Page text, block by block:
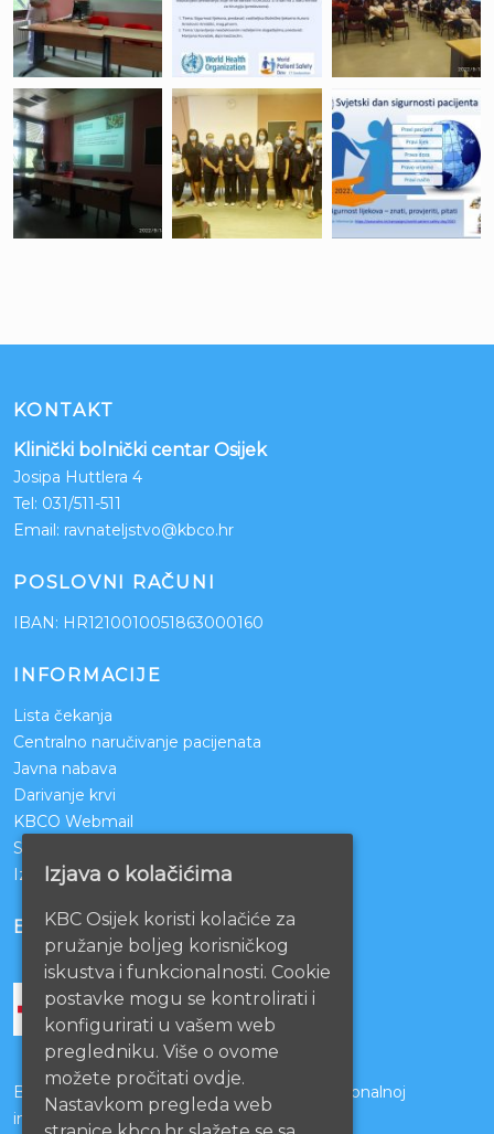
KONTAKT
Klinički bolnički centar Osijek
Josipa Huttlera 4
Tel: 031/511-511
Email: ravnateljstvo@kbco.hr
POSLOVNI RAČUNI
IBAN: HR1210010051863000160
INFORMACIJE
Lista čekanja
Centralno naručivanje pacijenata
Javna nabava
Darivanje krvi
KBCO Webmail
Sestrinstvo KBC Osijek
Izjava o pristupačnosti mrežnih stranica
BOLNICE PARTNERI
Bolnice s kojima je potpisan ugovor o funkcionalnoj
integraciji
Izjava o kolačićima
KBC Osijek koristi kolačiće za
pružanje boljeg korisničkog
iskustva i funkcionalnosti. Cookie
postavke mogu se kontrolirati i
konfigurirati u vašem web
pregledniku. Više o ovome
možete pročitati ovdje.
Nastavkom pregleda web